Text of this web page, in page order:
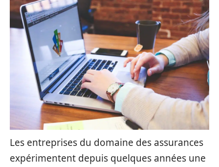
Les entreprises du domaine des assurances
expérimentent depuis quelques années une